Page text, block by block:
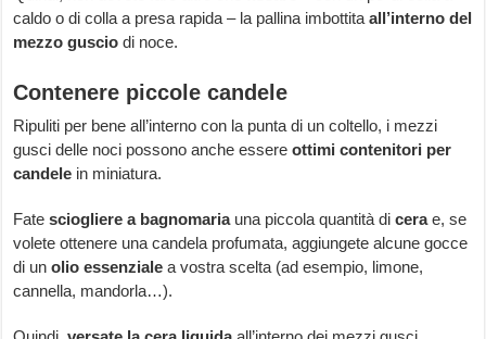
caldo o di colla a presa rapida – la pallina imbottitaall’interno del
mezzo guscio di noce.
Contenere piccole candele
Ripuliti per bene all’interno con la punta di un coltello, i mezzi
gusci delle noci possono anche essereottimi contenitori per
candele in miniatura.
Fatesciogliere a bagnomariauna piccola quantità dicerae, se
volete ottenere una candela profumata, aggiungete alcune gocce
di unolio essenziale a vostra scelta (ad esempio, limone,
cannella, mandorla…).